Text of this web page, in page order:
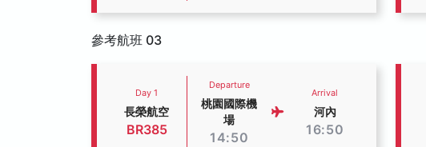
參考航班 03
Day 1
長榮航空
BR385
Departure
桃園國際機
場
14:50
Arrival
河內
16:50